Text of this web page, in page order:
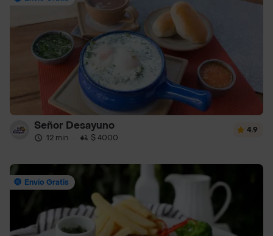
Señor Desayuno
12 min · $ 4000
4.9
Envío Gratis